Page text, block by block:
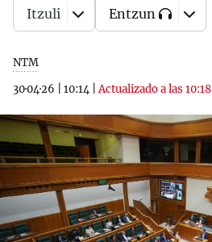
NTM
30·04·26
10:14 |Actualizado a las 10:18
Itzuli Entzun